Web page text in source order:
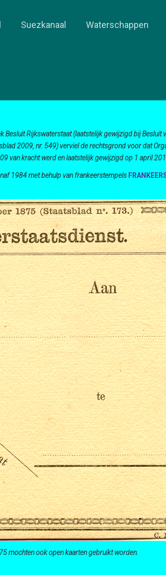
Suezkanaal Waterschappen
Besluit Rijkswaterstaat (laatstelijk gewijzigd bij
2009, nr. 549) verviel de rechtsgrond voor dat
van kracht werd en laatstelijk gewijzigd op 1 april
1984 met behulp van frankeerstempels
mochten ook open kaarten gebruikt worden.